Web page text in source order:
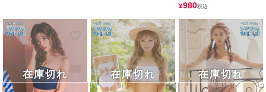
¥980
在庫切れ 在庫切れ 在庫切れ